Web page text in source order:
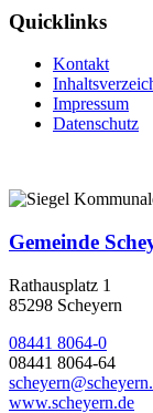
Quicklinks
Kontakt
Impressum
Datenschutz
Gemeinde
Rathausplatz 1
85298 Scheyern
08441 8064-0
08441 8064-64
www.scheyern.de